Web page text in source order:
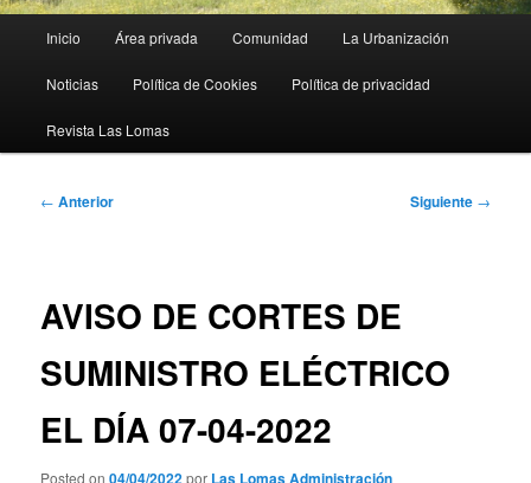
Inicio Área privada Comunidad La Urbanización
Noticias Política de Cookies Política de privacidad
Revista Las Lomas
Navegación
← Anterior Siguiente →
AVISO DE CORTES DE
SUMINISTRO ELÉCTRICO
EL DÍA 07-04-2022
Posted on por